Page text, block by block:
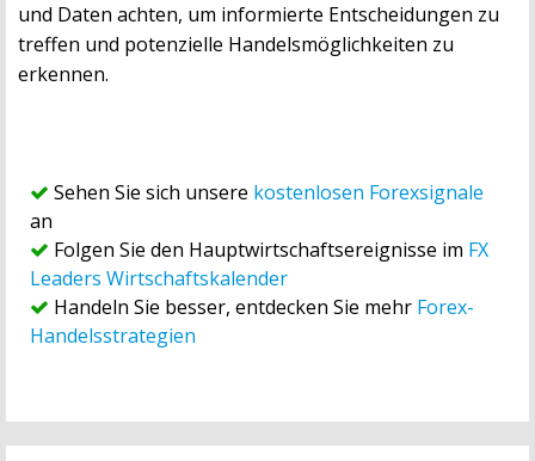
und Daten achten, um informierte Entscheidungen zu
treffen und potenzielle Handelsmöglichkeiten zu
erkennen.
Sehen Sie sich unsere kostenlosen Forexsignale
an
Folgen Sie den Hauptwirtschaftsereignisse im FX
Leaders Wirtschaftskalender
Handeln Sie besser, entdecken Sie mehr Forex-
Handelsstrategien